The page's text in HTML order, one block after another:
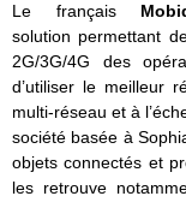
Le français
solution permettant
2G/3G/4G des
d’utiliser le meilleur
multi-réseau et à
société basée à
objets connectés et
les retrouve